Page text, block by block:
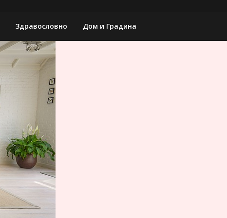
Здравословно Дом и Градина